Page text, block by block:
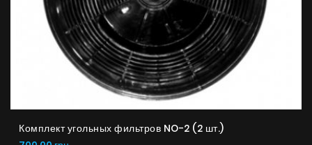
Комплект угольных фильтров NO-2 (2 шт.)